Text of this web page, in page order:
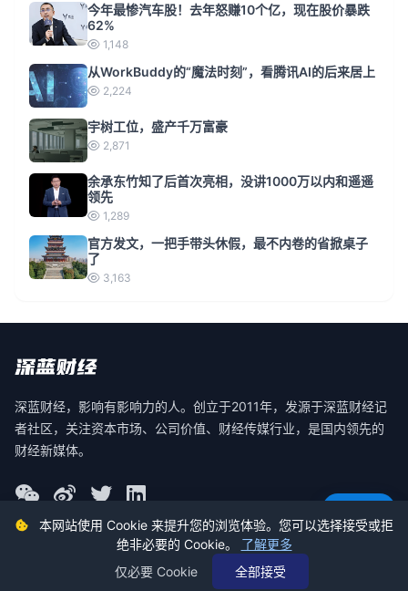
今年最惨汽车股！去年怒赚10个亿，现在股价暴跌
62%
1,148
从WorkBuddy的“魔法时刻”，看腾讯AI的后来居上
2,224
宇树工位，盛产千万富豪
2,871
余承东竹知了后首次亮相，没讲1000万以内和遥遥
领先
1,289
官方发文，一把手带头休假，最不内卷的省掀桌子
了
3,163
深蓝财经，影响有影响力的人。创立于2011年，发源于深蓝财经记
者社区，关注资本市场、公司价值、财经传媒行业，是国内领先的
财经新媒体。
© 2026 深蓝财经 版权所有
蜀ICP备19030140号-2
本网站使用 Cookie 来提升您的浏览体验。您可以选择接受或拒
绝非必要的 Cookie。 了解更多
仅必要 Cookie
全部接受